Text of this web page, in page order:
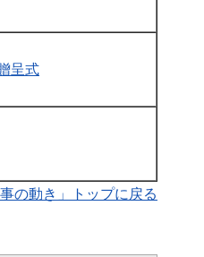
呈式
の動き」トップに戻る